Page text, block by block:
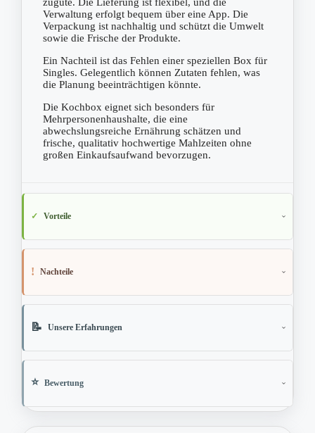
Verwaltung erfolgt bequem über eine App. Die
Verpackung ist nachhaltig und schützt die Umwelt
sowie die Frische der Produkte.
Ein Nachteil ist das Fehlen einer speziellen Box für
Singles. Gelegentlich können Zutaten fehlen, was
die Planung beeinträchtigen könnte.
Die Kochbox eignet sich besonders für
Mehrpersonenhaushalte, die eine
abwechslungsreiche Ernährung schätzen und
frische, qualitativ hochwertige Mahlzeiten ohne
großen Einkaufsaufwand bevorzugen.
Vorteile
Nachteile
Unsere Erfahrungen
Bewertung